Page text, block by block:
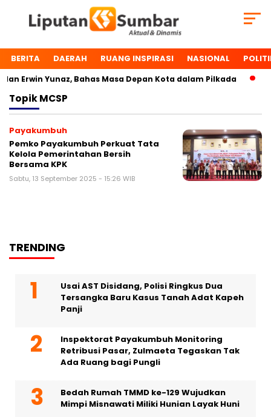
BERITA DAERAH RUANG INSPIRASI NASIONAL
Erwin Yunaz, Bahas Masa Depan Kota dalam Pilkada
TopikMCSP
Payakumbuh
Pemko Payakumbuh Perkuat Tata
Kelola Pemerintahan Bersih
Bersama KPK
Sabtu, 13 September 2025 - 15:26 WIB
TRENDING
Usai AST Disidang, Polisi Ringkus Dua
Tersangka Baru Kasus Tanah Adat Kapeh
Panji
Inspektorat Payakumbuh Monitoring
Retribusi Pasar, Zulmaeta Tegaskan Tak
Ada Ruang bagi Pungli
Bedah Rumah TMMD ke-129 Wujudkan
Mimpi Misnawati Miliki Hunian Layak Huni